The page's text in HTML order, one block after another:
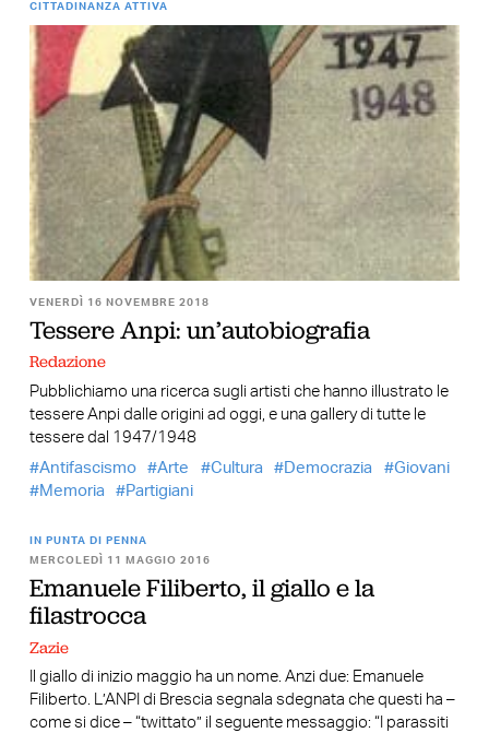
CITTADINANZA ATTIVA
VENERDÌ 16 NOVEMBRE 2018
Tessere Anpi: un’autobiografia
Redazione
Pubblichiamo una ricerca sugli artisti che hanno illustrato le
tessere Anpi dalle origini ad oggi, e una gallery di tutte le
tessere dal 1947/1948
Antifascismo
Arte Cultura Democrazia
Giovani
Memoria
Partigiani
IN PUNTA DI PENNA
MERCOLEDÌ 11 MAGGIO 2016
Emanuele Filiberto, il giallo e la
filastrocca
Zazie
Il giallo di inizio maggio ha un nome. Anzi due: Emanuele
Filiberto. L’ANPI di Brescia segnala sdegnata che questi ha –
come si dice – “twittato” il seguente messaggio: “I parassiti